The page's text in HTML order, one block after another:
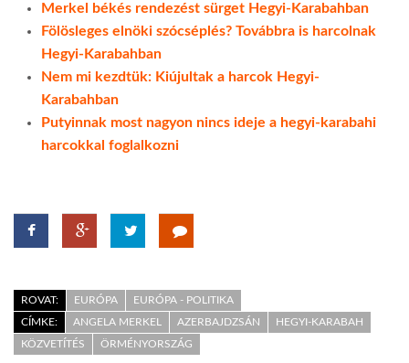
Merkel békés rendezést sürget Hegyi-Karabahban
Fölösleges elnöki szócséplés? Továbbra is harcolnak
Hegyi-Karabahban
Nem mi kezdtük: Kiújultak a harcok Hegyi-
Karabahban
Putyinnak most nagyon nincs ideje a hegyi-karabahi
harcokkal foglalkozni
ROVAT: EURÓPA
EURÓPA - POLITIKA
CÍMKE:
ANGELA MERKEL AZERBAJDZSÁN
HEGYI-KARABAH
KÖZVETÍTÉS
ÖRMÉNYORSZÁG